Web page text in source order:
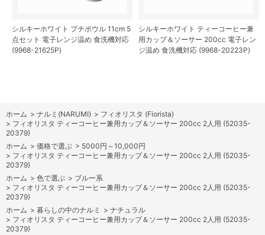
シルキーホワイト プチボウル 11cm 5
点セット 電子レンジ温め 食洗機対応
(9968-21625P)
シルキーホワイト ティーコーヒー兼
用カップ＆ソーサー 200cc 電子レン
ジ温め 食洗機対応 (9968-20223P)
ホーム > ナルミ(NARUMI) > フィオリスタ (Fiorista)
> フィオリスタ ティーコーヒー兼用カップ＆ソーサー 200cc 2人用 (52035-
20379)
ホーム > 価格で選ぶ > 5000円～10,000円
> フィオリスタ ティーコーヒー兼用カップ＆ソーサー 200cc 2人用 (52035-
20379)
ホーム > 色で選ぶ > ブルー系
> フィオリスタ ティーコーヒー兼用カップ＆ソーサー 200cc 2人用 (52035-
20379)
ホーム > 暮らしの中のナルミ > ナチュラル
> フィオリスタ ティーコーヒー兼用カップ＆ソーサー 200cc 2人用 (52035-
20379)